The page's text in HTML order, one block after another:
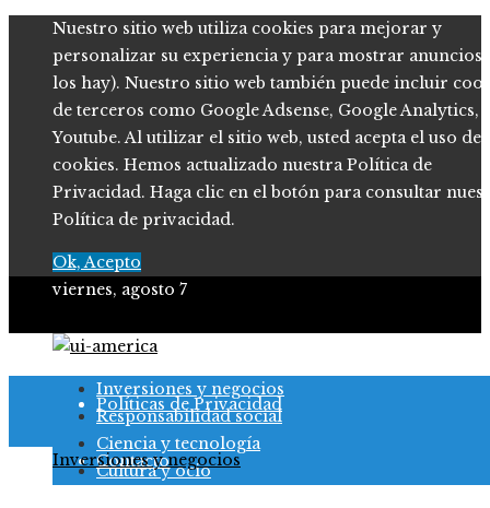
Nuestro sitio web utiliza cookies para mejorar y
personalizar su experiencia y para mostrar anuncios
los hay). Nuestro sitio web también puede incluir
de terceros como Google Adsense, Google Analytics,
Youtube. Al utilizar el sitio web, usted acepta el uso de
cookies. Hemos actualizado nuestra Política de
Privacidad. Haga clic en el botón para consultar
Política de privacidad.
Ok, Acepto
viernes, agosto 7
Quiénes somos
Políticas de Privacidad
Contacto
Inversiones y negocios
Responsabilidad social
Ciencia y tecnología
Cultura y ocio
Inversiones y negocios